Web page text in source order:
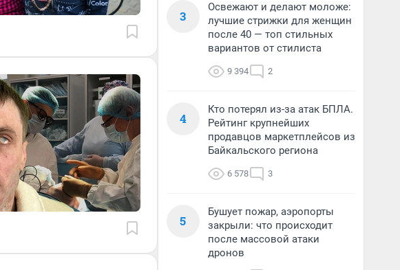
3
Освежают и делают моложе:
лучшие стрижки для женщин
после 40 — топ стильных
вариантов от стилиста
9 394 2
4
Кто потерял из-за атак БПЛА.
Рейтинг крупнейших
продавцов маркетплейсов из
Байкальского региона
6 578 3
5
Бушует пожар, аэропорты
закрыли: что происходит
после массовой атаки
дронов